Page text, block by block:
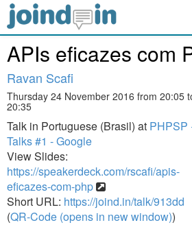
APIs eficazes com
Ravan Scafi
Thursday 24 November 2016 from 20:05
20:35
Talk in Portuguese (Brasil) at PHPSP
Talks #1 - Google
View Slides:
https://speakerdeck.com/rscafi/apis-
eficazes-com-php
Short URL: https://joind.in/talk/913dd
(QR-Code (opens in new window))